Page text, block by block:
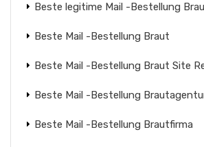
Beste legitime Mail -Bestellung
Beste Mail -Bestellung Braut
Beste Mail -Bestellung Braut Site
Beste Mail -Bestellung
Beste Mail -Bestellung Brautfirma